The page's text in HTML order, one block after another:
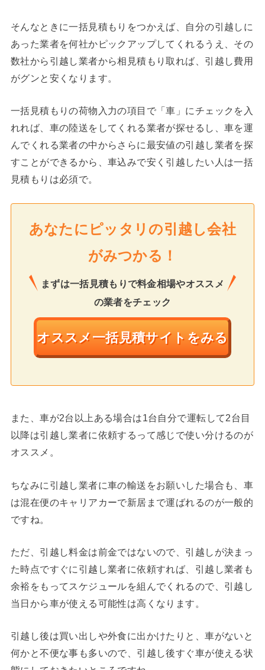
そんなときに一括見積もりをつかえば、自分の引越しに
あった業者を何社かピックアップしてくれるうえ、その
数社から引越し業者から相見積もり取れば、引越し費用
がグンと安くなります。
一括見積もりの荷物入力の項目で「車」にチェックを入
れれば、車の陸送をしてくれる業者が探せるし、車を運
んでくれる業者の中からさらに最安値の引越し業者を探
すことができるから、車込みで安く引越したい人は一括
見積もりは必須で。
あなたにピッタリの引越し会社
がみつかる！
まずは一括見積もりで料金相場やオススメ
の業者をチェック
オススメ一括見積サイトをみる
また、車が2台以上ある場合は1台自分で運転して2台目
以降は引越し業者に依頼するって感じで使い分けるのが
オススメ。
ちなみに引越し業者に車の輸送をお願いした場合も、車
は混在便のキャリアカーで新居まで運ばれるのが一般的
ですね。
ただ、引越し料金は前金ではないので、引越しが決まっ
た時点ですぐに引越し業者に依頼すれば、引越し業者も
余裕をもってスケジュールを組んでくれるので、引越し
当日から車が使える可能性は高くなります。
引越し後は買い出しや外食に出かけたりと、車がないと
何かと不便な事も多いので、引越し後すぐ車が使える状